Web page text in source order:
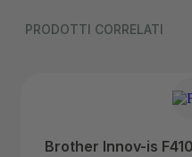
PRODOTTI CORRELATI
Brother Innov-is